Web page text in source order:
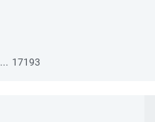
... 17193